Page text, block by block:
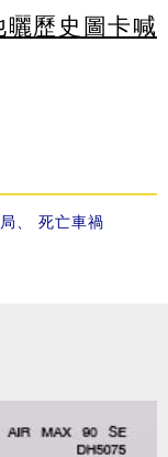
歷史圖卡喊
、 死亡車禍